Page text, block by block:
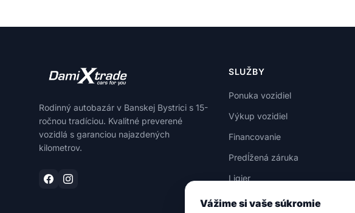
Rodinný autobazár v Banskej Bystrici s 15-
ročnou tradíciou. Kvalitné preverené
vozidlá s garanciou najazdených
kilometrov.
SLUŽBY
Ponuka vozidiel
Výkup vozidiel
Financovanie
Predĺžená záruka
Ligier
Vážime si vaše súkromie